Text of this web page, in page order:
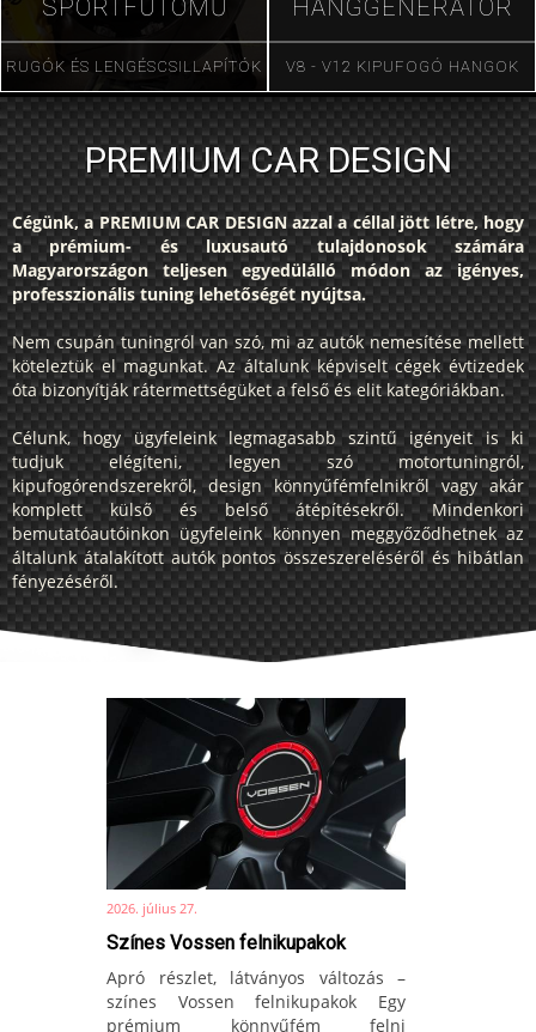
SPORTFUTÓMŰ
RUGÓK ÉS LENGÉSCSILLAPÍTÓK
HANGGENERÁTOR
V8 - V12 KIPUFOGÓ HANGOK
PREMIUM CAR DESIGN
Cégünk, a PREMIUM CAR DESIGN azzal a céllal jött létre, hogy
a prémium- és luxusautó tulajdonosok számára
Magyarországon teljesen egyedülálló módon az igényes,
professzionális tuning lehetőségét nyújtsa.
Nem csupán tuningról van szó, mi az autók nemesítése mellett
köteleztük el magunkat. Az általunk képviselt cégek évtizedek
óta bizonyítják rátermettségüket a felső és elit kategóriákban.
Célunk, hogy ügyfeleink legmagasabb szintű igényeit is ki
tudjuk elégíteni, legyen szó motortuningról,
kipufogórendszerekről, design könnyűfémfelnikről vagy akár
komplett külső és belső átépítésekről. Mindenkori
bemutatóautóinkon ügyfeleink könnyen meggyőződhetnek az
általunk átalakított autók pontos összeszereléséről és hibátlan
fényezéséről.
2026. július 27.
Színes Vossen felnikupakok
Apró részlet, látványos változás –
színes Vossen felnikupakok Egy
prémium könnyűfém felni